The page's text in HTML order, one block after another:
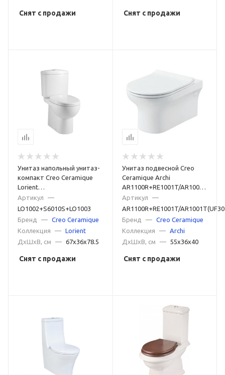
Снят с продажи Снят с продажи
Унитаз напольный унитаз-
компакт Creo Ceramique
Lorient
LO1002+S6010S+LO1003
белый
Артикул
—
LO1002+S6010S+LO1003
Бренд
— Creo Ceramique
Коллекция
— Lorient
ДxШxВ, см
— 67x36x78.5
Снят с продажи
Унитаз подвесной Creo
Ceramique Archi
AR1100R+RE1001T/
белый
Артикул
—
AR1100R+RE1001T/
Бренд
—
Creo Ceramique
Коллекция
—
Archi
ДxШxВ, см
— 55x36x40
Снят с продажи